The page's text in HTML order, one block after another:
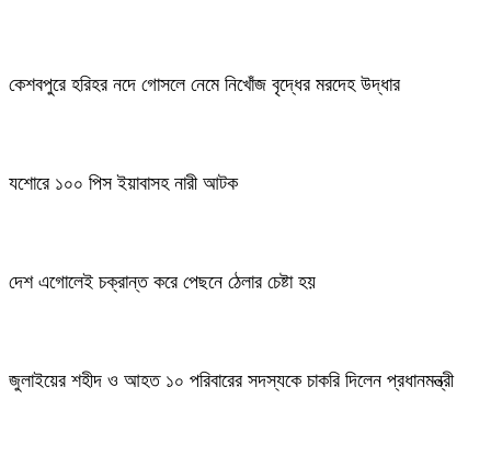
কেশবপুরে হরিহর নদে গোসলে নেমে নিখোঁজ বৃদ্ধের মরদেহ উদ্ধার
যশোরে ১০০ পিস ইয়াবাসহ নারী আটক
দেশ এগোলেই চক্রান্ত করে পেছনে ঠেলার চেষ্টা হয়
জুলাইয়ের শহীদ ও আহত ১০ পরিবারের সদস্যকে চাকরি দিলেন প্রধানমন্ত্রী